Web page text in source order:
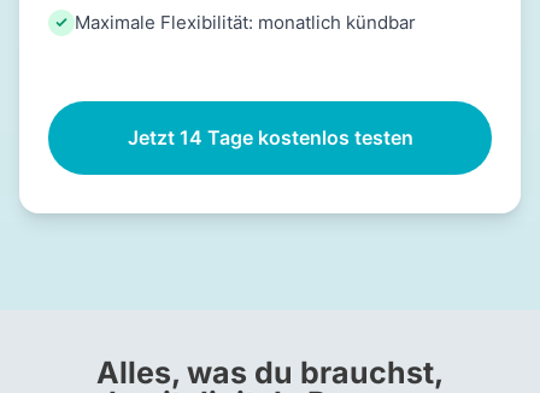
Maximale Flexibilität: monatlich kündbar
Jetzt 14 Tage kostenlos testen
Alles, was du brauchst,